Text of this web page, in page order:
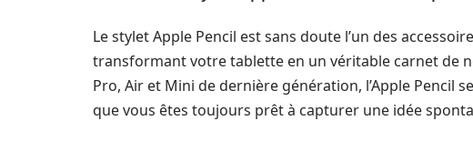
Le stylet Apple Pencil est sans doute l’un des
transformant votre tablette en un véritable carnet de
Pro, Air et Mini de dernière génération, l’Apple Pencil
que vous êtes toujours prêt à capturer une idée